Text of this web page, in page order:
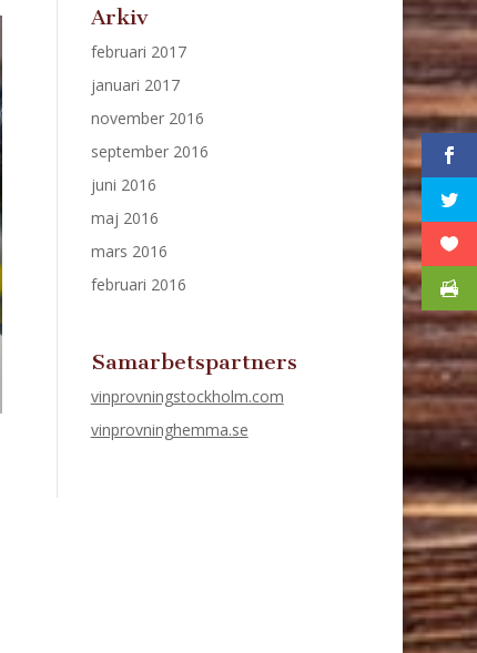
Arkiv
februari 2017
januari 2017
november 2016
september 2016
juni 2016
maj 2016
mars 2016
februari 2016
Samarbetspartners
vinprovningstockholm.com
vinprovninghemma.se